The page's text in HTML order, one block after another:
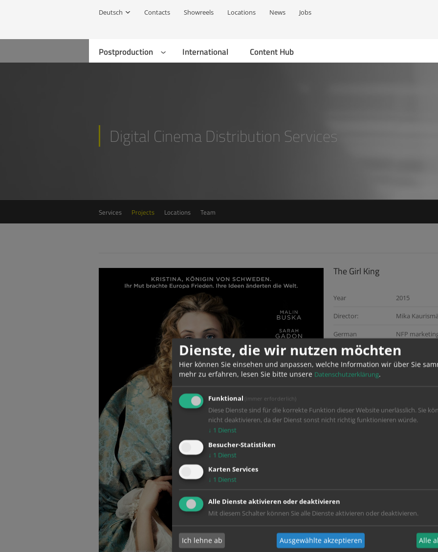
Deutsch Contacts Showreels Locations News Jobs
Postproduction International Content Hub
Digital Cinema Distribution Services
Services Projects Locations Team
The Girl King
Year 2015
Director: Mika
German
Distributor:
NFP
Services: Mastering &
Dienste, die wir nutzen möchten
Hier können Sie einsehen und anpassen, welche Information wir über Sie
mehr zu erfahren, lesen Sie bitte unsere Datenschutzerklärung.
Funktional (immer erforderlich)
Diese Dienste sind für die korrekte Funktion dieser Website unerlässlich. Sie
nicht deaktivieren, da der Dienst sonst nicht richtig funktionieren würde.
↓ 1 Dienst
Besucher-Statistiken
↓ 1 Dienst
Karten Services
↓ 1 Dienst
Alle Dienste aktivieren oder deaktivieren
Mit diesem Schalter können Sie alle Dienste aktivieren oder deaktivieren.
Ich lehne ab Ausgewählte akzeptieren Alle